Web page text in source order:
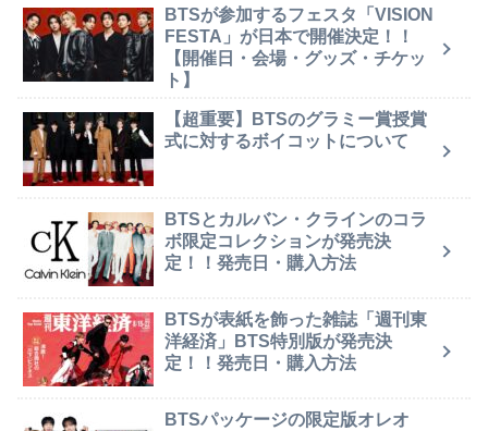
BTSが参加するフェスタ「VISION
FESTA」が日本で開催決定！！
【開催日・会場・グッズ・チケッ
ト】
【超重要】BTSのグラミー賞授賞
式に対するボイコットについて
BTSとカルバン・クラインのコラ
ボ限定コレクションが発売決
定！！発売日・購入方法
BTSが表紙を飾った雑誌「週刊東
洋経済」BTS特別版が発売決
定！！発売日・購入方法
BTSパッケージの限定版オレオ